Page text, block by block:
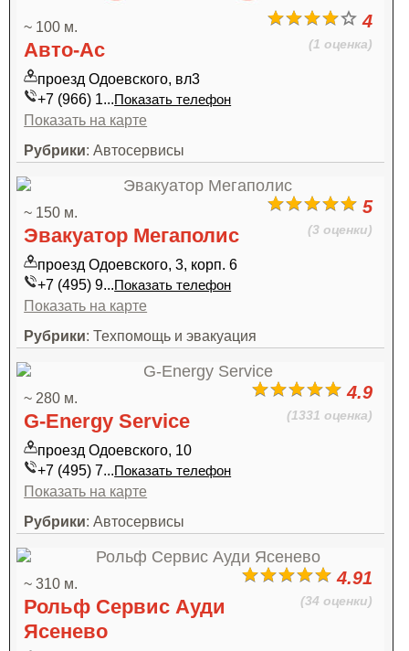
4
(1 оценка)
~ 100 м.
Авто-Ас
проезд Одоевского, вл3
+7 (966) 1...Показать телефон
Показать на карте
Рубрики: Автосервисы
5
(3 оценки)
~ 150 м.
Эвакуатор Мегаполис
проезд Одоевского, 3, корп. 6
+7 (495) 9...Показать телефон
Показать на карте
Рубрики: Техпомощь и эвакуация
4.9
(1331 оценка)
~ 280 м.
G-Energy Service
проезд Одоевского, 10
+7 (495) 7...Показать телефон
Показать на карте
Рубрики: Автосервисы
4.91
(34 оценки)
~ 310 м.
Рольф Сервис Ауди
Ясенево